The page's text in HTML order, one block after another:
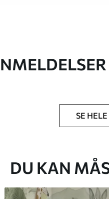
du har angivet, og skæres i
SE
DU KAN